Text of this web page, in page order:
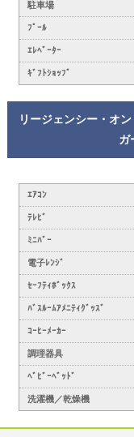
駐車場
ﾌﾟｰﾙ
ｴﾚﾍﾞｰﾀｰ
ｷﾞﾌﾄｼｮｯﾌﾟ
リージェンシー・オ
ガ
ｴｱｺﾝ
ﾃﾚﾋﾞ
ﾐﾆﾊﾞｰ
電子ﾚﾝｼﾞ
ｾｰﾌﾃｨﾎﾞｯｸｽ
ﾊﾞｽﾙｰﾑｱﾒﾆﾃｨｸﾞｯｽﾞ
ｺｰﾋｰﾒｰｶｰ
調理器具
ﾍﾞﾋﾞｰﾍﾞｯﾄﾞ
洗濯機／乾燥機